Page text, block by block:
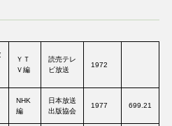
ＹＴ
Ｖ編
読売テレ
ビ放送
1972
NHK
編
日本放送
出版協会
1977 699.21